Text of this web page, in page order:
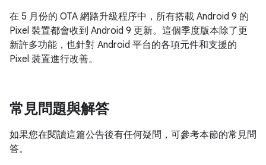
在 5 月份的 OTA 網路升級程序中，所有搭載 Android 9 的
Pixel 裝置都會收到 Android 9 更新。這個季度版本除了更
新許多功能，也針對 Android 平台的各項元件和支援的
Pixel 裝置進行改善。
常見問題與解答
如果您在閱讀這篇公告後有任何疑問，可參考本節的常見問
答。